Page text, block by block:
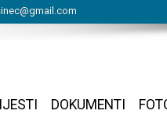
DOKUMENTI